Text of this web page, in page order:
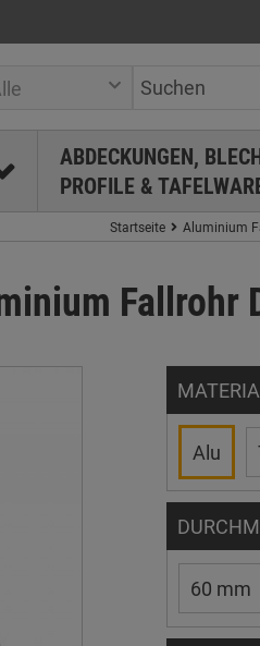
ABDECKUNGEN,
PROFILE &
Startseite Aluminium
Fallrohr
Alu
60 mm